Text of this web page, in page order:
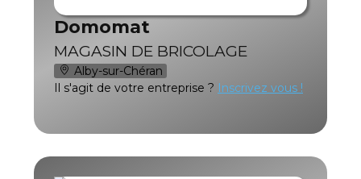
Domomat
MAGASIN DE BRICOLAGE
Alby-sur-Chéran
Il s'agit de votre entreprise ? Inscrivez vous !